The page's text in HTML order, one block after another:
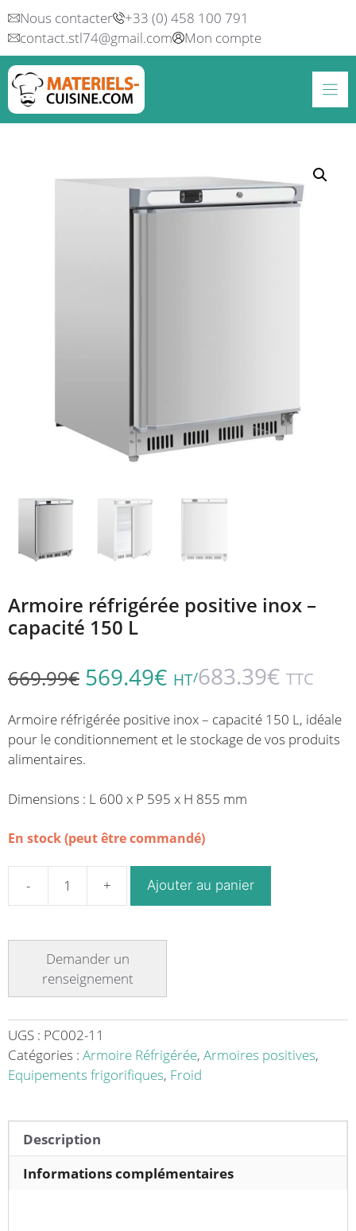
Aller
au
contenu
Nous contacter
+33 (0) 458 100 791
contact.stl74@gmail.com
Mon compte
Armoire réfrigérée positive inox –
capacité 150 L
669.99€ 569.49€ HT/683.39€ TTC
Armoire réfrigérée positive inox – capacité 150 L, idéale
pour le conditionnement et le stockage de vos produits
alimentaires.
Dimensions : L 600 x P 595 x H 855 mm
En stock (peut être commandé)
quantité
réfrigérée
positive
inox
150
L
Ajouter au panier
UGS : PC002-11
Catégories : Armoire Réfrigérée, Armoires positives,
Equipements frigorifiques, Froid
Description
Informations complémentaires